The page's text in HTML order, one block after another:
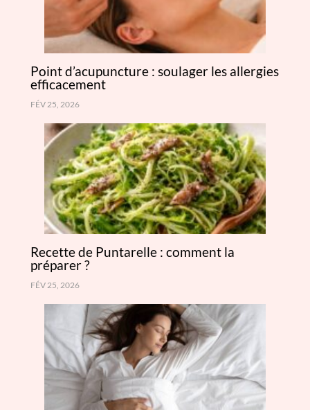
Point d’acupuncture : soulager les allergies
efficacement
FÉV 25, 2026
Recette de Puntarelle : comment la
préparer ?
FÉV 25, 2026